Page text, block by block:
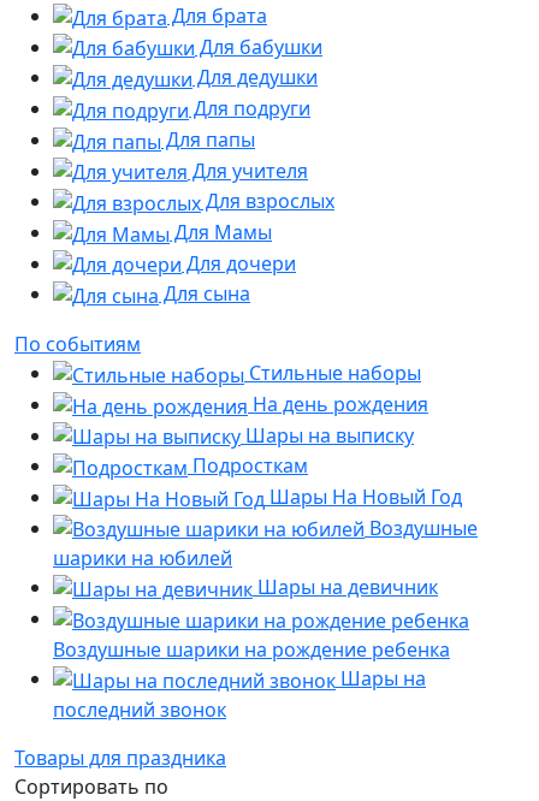
Для брата
Для бабушки
Для дедушки
Для подруги
Для папы
Для учителя
Для взрослых
Для Мамы
Для дочери
Для сына
По событиям
Стильные наборы
На день рождения
Шары на выписку
Подросткам
Шары На Новый Год
Воздушные
шарики на юбилей
Шары на девичник
Воздушные шарики на рождение ребенка
Шары на
последний звонок
Товары для праздника
Сортировать по